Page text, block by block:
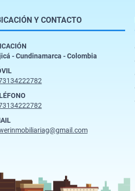
Y CONTACTO
- Cundinamarca - Colombia